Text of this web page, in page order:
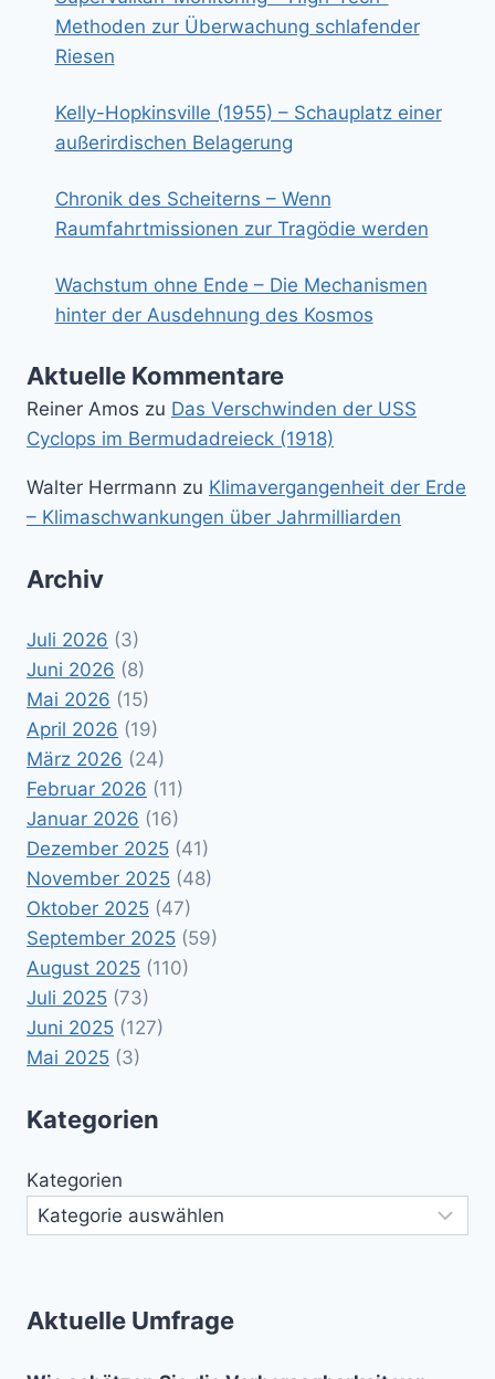
Methoden zur Überwachung schlafender
Riesen
Kelly-Hopkinsville (1955) – Schauplatz einer
außerirdischen Belagerung
Chronik des Scheiterns – Wenn
Raumfahrtmissionen zur Tragödie werden
Wachstum ohne Ende – Die Mechanismen
hinter der Ausdehnung des Kosmos
Aktuelle Kommentare
Reiner Amos zu Das Verschwinden der USS
Cyclops im Bermudadreieck (1918)
Walter Herrmann zu Klimavergangenheit der Erde
– Klimaschwankungen über Jahrmilliarden
Archiv
Juli 2026 (3)
Juni 2026 (8)
Mai 2026 (15)
April 2026 (19)
März 2026 (24)
Februar 2026 (11)
Januar 2026 (16)
Dezember 2025 (41)
November 2025 (48)
Oktober 2025 (47)
September 2025 (59)
August 2025 (110)
Juli 2025 (73)
Juni 2025 (127)
Mai 2025 (3)
Kategorien
Kategorien
Aktuelle Umfrage